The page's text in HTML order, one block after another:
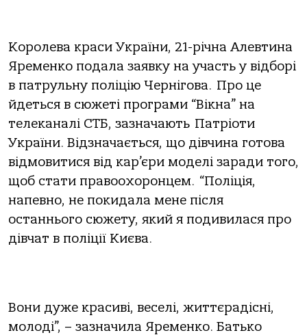
Королева краси України, 21-річна Алевтина
Яременко подала заявку на участь у відборі
в патрульну поліцію Чернігова. Про це
йдеться в сюжеті програми “Вікна” на
телеканалі СТБ, зазначають Патріоти
України. Відзначається, що дівчина готова
відмовитися від кар’єри моделі заради того,
щоб стати правоохоронцем. “Поліція,
напевно, не покидала мене після
останнього сюжету, який я подивилася про
дівчат в поліції Києва.
Вони дуже красиві, веселі, життєрадісні,
молоді”, – зазначила Яременко. Батько